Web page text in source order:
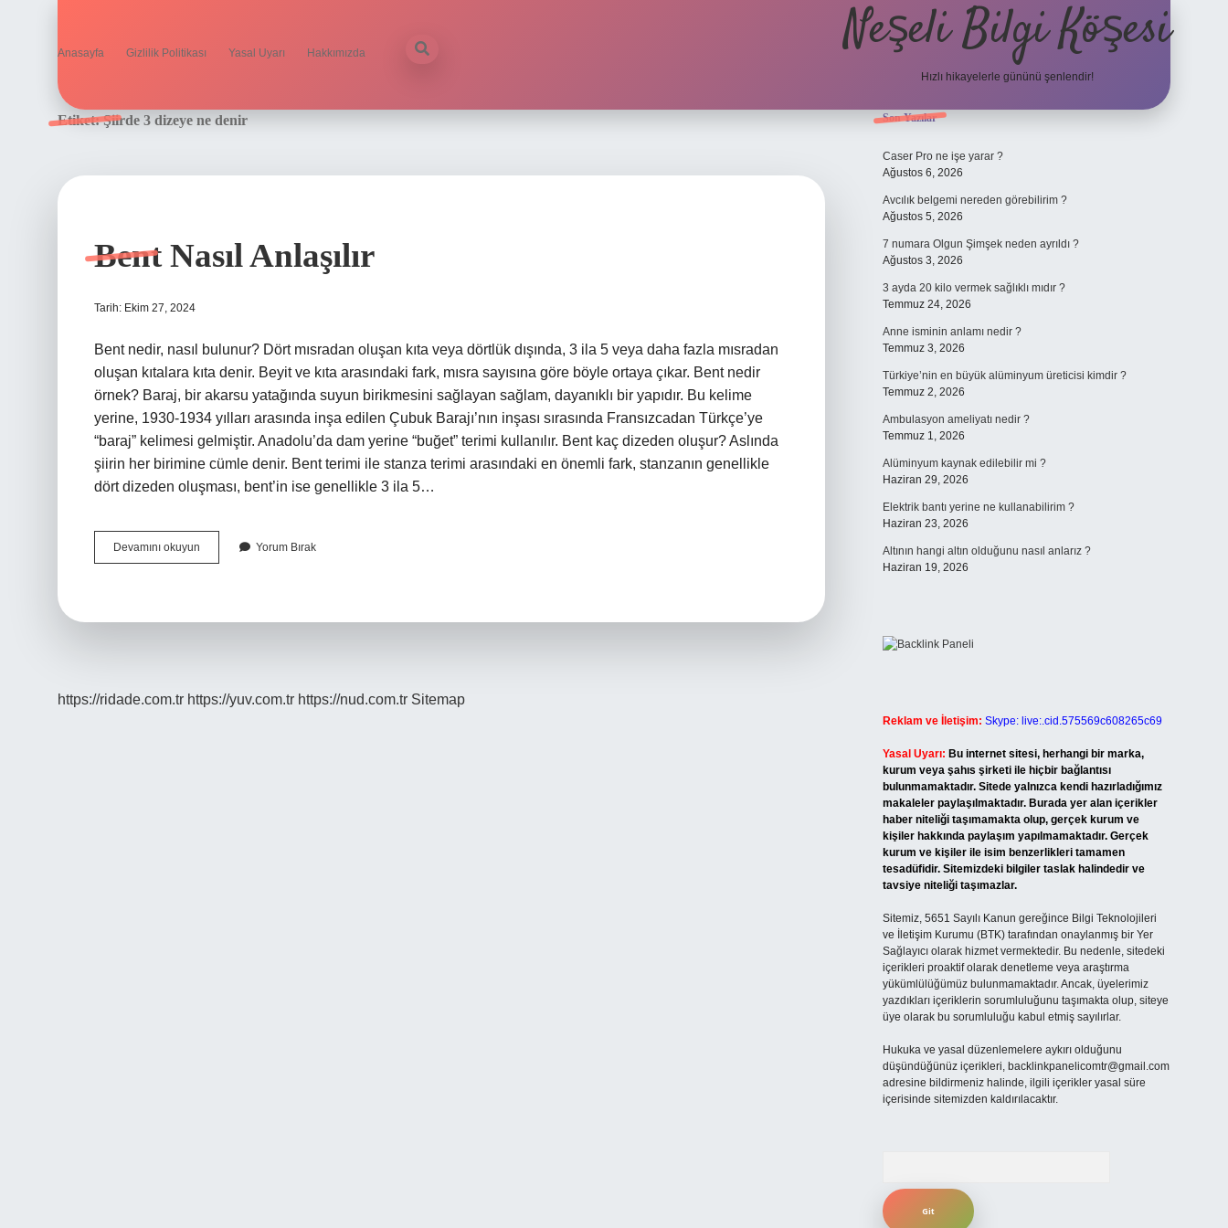
Anasayfa Gizlilik Politikası Yasal Uyarı Hakkımızda Neşeli Bilgi Köşesi
Hızlı hikayelerle gününü şenlendir!
Etiket:Şiirde 3 dizeye ne denir
Bent Nasıl Anlaşılır
Tarih: Ekim 27, 2024
Bent nedir, nasıl bulunur? Dört mısradan oluşan kıta veya dörtlük dışında, 3 ila 5 veya daha fazla mısradan
oluşan kıtalara kıta denir. Beyit ve kıta arasındaki fark, mısra sayısına göre böyle ortaya çıkar. Bent nedir
örnek? Baraj, bir akarsu yatağında suyun birikmesini sağlayan sağlam, dayanıklı bir yapıdır. Bu kelime
yerine, 1930-1934 yılları arasında inşa edilen Çubuk Barajı’nın inşası sırasında Fransızcadan Türkçe’ye
“baraj” kelimesi gelmiştir. Anadolu’da dam yerine “buğet” terimi kullanılır. Bent kaç dizeden oluşur? Aslında
şiirin her birimine cümle denir. Bent terimi ile stanza terimi arasındaki en önemli fark, stanzanın genellikle
dört dizeden oluşması, bent’in ise genellikle 3 ila 5…
Devamını okuyun
Nasıl
Yorum Bırak
https://ridade.com.tr https://yuv.com.tr https://nud.com.tr Sitemap
Sidebar
Son Yazılar
Caser Pro ne işe yarar ?
Ağustos 6, 2026
Avcılık belgemi nereden görebilirim ?
Ağustos 5, 2026
7 numara Olgun Şimşek neden ayrıldı ?
Ağustos 3, 2026
3 ayda 20 kilo vermek sağlıklı mıdır ?
Temmuz 24, 2026
Anne isminin anlamı nedir ?
Temmuz 3, 2026
Türkiye’nin en büyük alüminyum üreticisi kimdir ?
Temmuz 2, 2026
Ambulasyon ameliyatı nedir ?
Temmuz 1, 2026
Alüminyum kaynak edilebilir mi ?
Haziran 29, 2026
Elektrik bantı yerine ne kullanabilirim ?
Haziran 23, 2026
Altının hangi altın olduğunu nasıl anlarız ?
Haziran 19, 2026
Reklam ve İletişim: Skype: live:.cid.575569c608265c69
Yasal Uyarı: Bu internet sitesi, herhangi bir marka,
kurum veya şahıs şirketi ile hiçbir bağlantısı
bulunmamaktadır. Sitede yalnızca kendi hazırladığımız
makaleler paylaşılmaktadır. Burada yer alan içerikler
haber niteliği taşımamakta olup, gerçek kurum ve
kişiler hakkında paylaşım yapılmamaktadır. Gerçek
kurum ve kişiler ile isim benzerlikleri tamamen
tesadüfidir. Sitemizdeki bilgiler taslak halindedir ve
tavsiye niteliği taşımazlar.
Sitemiz, 5651 Sayılı Kanun gereğince Bilgi Teknolojileri
ve İletişim Kurumu (BTK) tarafından onaylanmış bir Yer
Sağlayıcı olarak hizmet vermektedir. Bu nedenle, sitedeki
içerikleri proaktif olarak denetleme veya araştırma
yükümlülüğümüz bulunmamaktadır. Ancak, üyelerimiz
yazdıkları içeriklerin sorumluluğunu taşımakta olup, siteye
üye olarak bu sorumluluğu kabul etmiş sayılırlar.
Hukuka ve yasal düzenlemelere aykırı olduğunu
düşündüğünüz içerikleri, backlinkpanelicomtr@gmail.com
adresine bildirmeniz halinde, ilgili içerikler yasal süre
içerisinde sitemizden kaldırılacaktır.